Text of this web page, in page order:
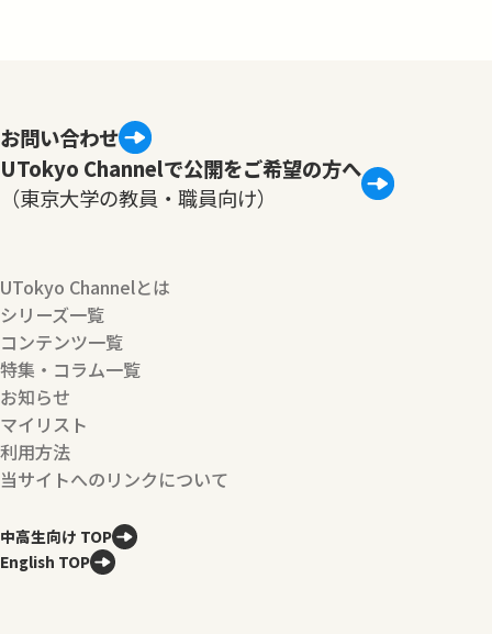
お問い合わせ
UTokyo Channelで公開をご希望の方へ
（東京大学の教員・職員向け）
UTokyo Channelとは
シリーズ一覧
コンテンツ一覧
特集・コラム一覧
お知らせ
マイリスト
利用方法
当サイトへのリンクについて
中高生向け TOP
English TOP